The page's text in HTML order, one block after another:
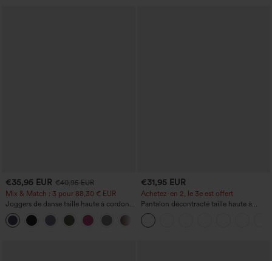
€35,95 EUR €40,95 EUR
Mix & Match : 3 pour 88,30 € EUR
Joggers de danse taille haute à cordon,
effet froncé, coupe fuselée, à séchage
rapide et toucher frais, avec poches —
UPF40+
€31,95 EUR
Achetez-en 2, le 3e est offert
Pantalon décontracté taille haute à
cordon, coupe large en mélange de lin,
avec poches